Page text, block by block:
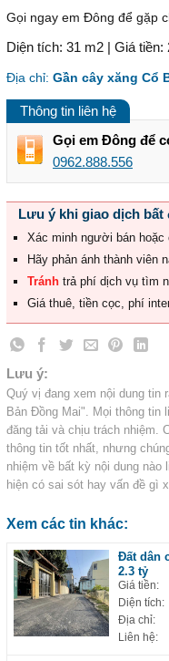
Gọi ngay em Đông để gặp
Diện tích: 31 m2 | Giá tiền:
Địa chỉ: Gần cây xăng Cổ
Thông tin liên hệ
Gọi em Đông để
0962.888.556
Lưu ý khi giao dịch bất
Xác minh người bán hoặc
Hãy phản ánh thành viên
Tránh trả phí dịch vụ tìm
Giá thuê, tiền cọc, phí
Lưu ý:
Quý vị đang xem nội dung tin
Bản Đồng Mai". Mọi thông tin
đăng tải và chịu trách nhiệm.
thông tin tốt nhất, nhưng
nhiệm về bất kỳ nội dung nào
hiện có sai sót hay vấn đề gì
Xem các tin khác:
Đất dân
2.3 tỷ
Giá tiền:
Diện tích:
Địa chỉ:
Liên hệ: